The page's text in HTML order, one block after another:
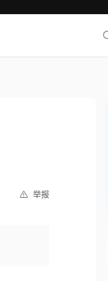
举报